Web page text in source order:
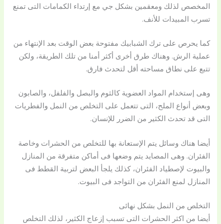
المخصص لذلك ومعقمين بشكل جي مع إرتداء الكمامات التى تمنع
تسرب المبيدات للأنف.
كما يحرص على ترك الشبابيك مفتوحة بعض الوقت بعد الإنتهاء من
عملية الرش. وهناك طرق أخرى أكثر أمنا من تلك الطريقة، ولكن
تتبع على نطاق مساحته أقل لتحدث فارق.
وهى إستخدام المواد العضوية كالثوم والبصل والفلفل، والصابون
وبعض أنواع الملح، التى تتعمل على التخلص من النمل والفطريات
التى قد تحدث الكثير من الضرر للإنسان.
أيضا هناك وسائل يتم الإستعانة بها للتخلص من الحشرات وخاصة
الفئران. وهى المصايد يتم وضعها فى أماكن متفرقة من المنازل
والبيوت لإصطياد الفئران، كذلك يلجأ البعض لتربية القطط فى
المنازل لمنع الفئران من التواجد فى البيوت.
التخلص من النمل بشكل نهائى
أيضا من اكثر الحشرات التى تسبب إزعاج الكثير، لذلك التخلص